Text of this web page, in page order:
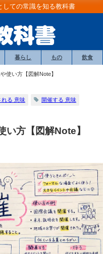
しての常識を知る教科書
暮らし もの 飲食
使い方【図解Note】
れる 意味 開催する 意味
い方【図解Note】